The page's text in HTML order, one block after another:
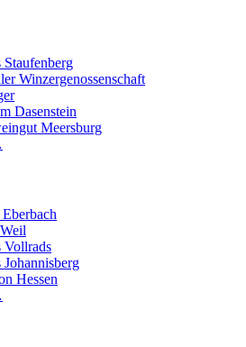
Staufenberg
Winzergenossenschaft
Dasenstein
Meersburg
Vollrads
Johannisberg
Hessen